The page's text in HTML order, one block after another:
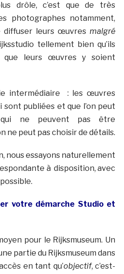
drôle, c’est que de très
photographes notamment,
diffuser leurs œuvresmalgré
tellement bien qu’ils
que leurs œuvres y soient
intermédiaire : les œuvres
sont publiées et que l’on peut
qui ne peuvent pas être
ne peut pas choisir de détails.
nous essayons naturellement
à disposition, avec
votre démarche Studio et
pour le Rijksmuseum. Un
partie du Rijksmuseum dans
en tant qu’objectif, c’est-